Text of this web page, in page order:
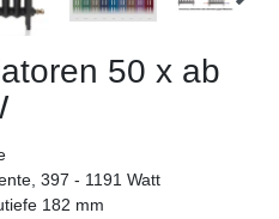
50 x ab
397 - 1191 Watt
182 mm